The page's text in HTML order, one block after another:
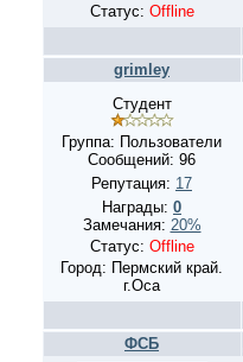
Статус: Offline
grimley
Студент
Группа: Пользователи
Сообщений: 96
Репутация: 17
Награды: 0
Замечания: 20%
Статус: Offline
Город: Пермский край.
г.Оса
ФСБ